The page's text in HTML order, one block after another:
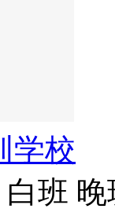
学校
白班 晚